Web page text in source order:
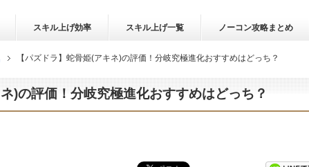
スキル上げ効率 スキル上げ一覧 ノーコン攻略まとめ
【パズドラ】蛇骨姫(アキネ)の評価！分岐究極進化おすすめはどっち？
)の評価！分岐究極進化おすすめはどっち？